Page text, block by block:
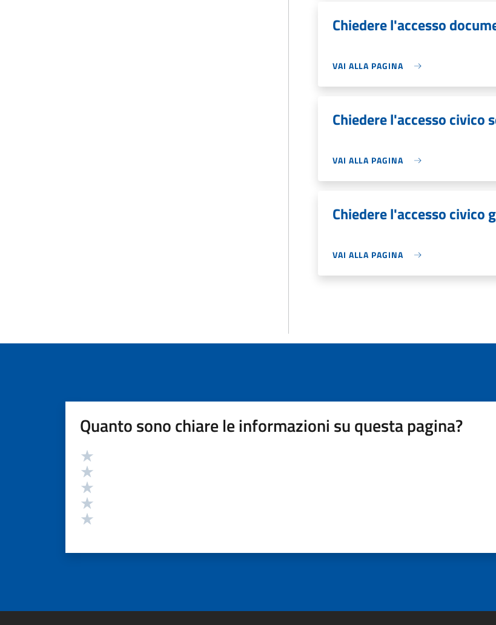
Chiedere l'accesso
VAI ALLA PAGINA
Chiedere l'accesso civico
VAI ALLA PAGINA
Chiedere l'accesso civico
VAI ALLA PAGINA
Quanto sono chiare le informazioni su questa pagina?
Valutazione